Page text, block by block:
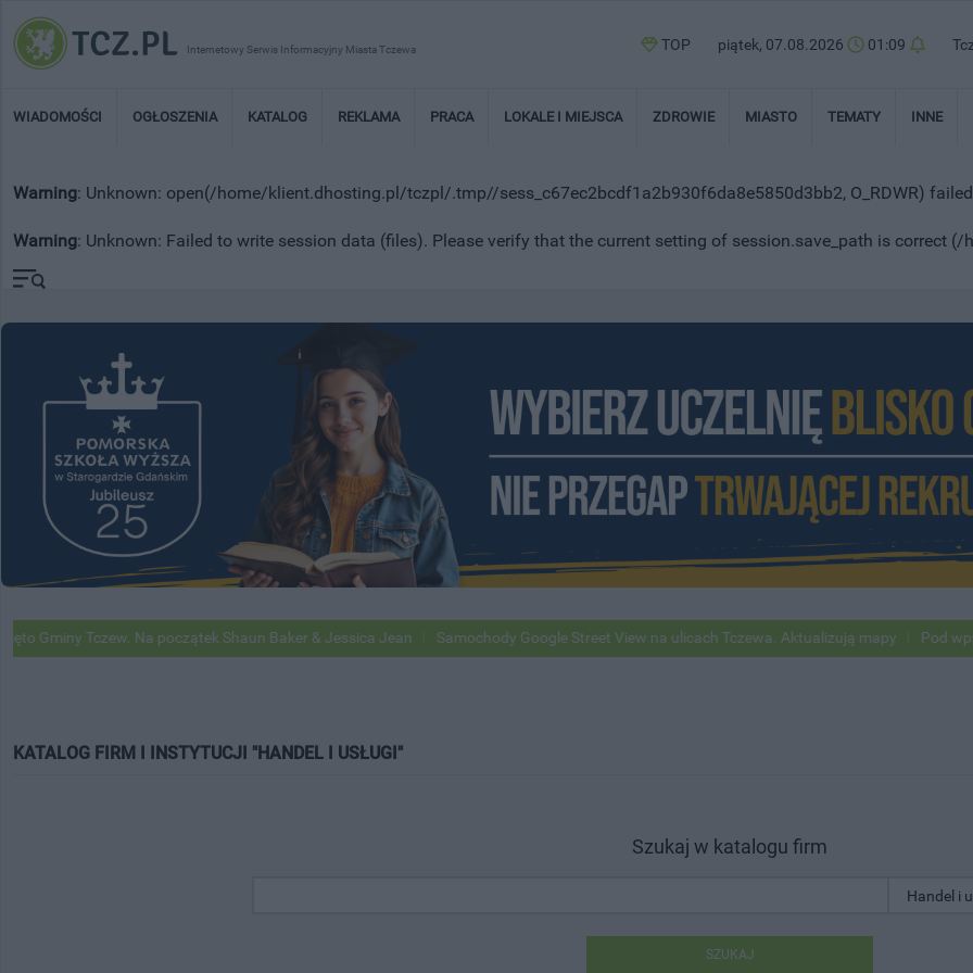
Internetowy Serwis Informacyjny Miasta Tczewa TOP piątek, 07.08.2026 01:09
WIADOMOŚCI OGŁOSZENIA KATALOG REKLAMA PRACA LOKALE I MIEJSCA ZDROWIE MIASTO TEMATY INNE
Warning: Unknown: open(/home/klient.dhosting.pl/tczpl/.tmp//sess_c67ec2bcdf1a2b930f6da8e5850d3bb2, O_RDWR)
Warning: Unknown: Failed to write session data (files). Please verify that the current setting of session.save_path is
Tczew. Na początek Shaun Baker & Jessica Jean Samochody Google Street View na ulicach Tczewa. Aktualizują mapy Pod wpływem
KATALOG FIRM I INSTYTUCJI "HANDEL I USŁUGI"
Szukaj w katalogu firm
SZUKAJ